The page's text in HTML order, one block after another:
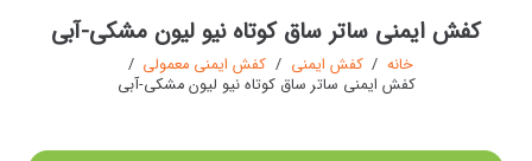
کفش ایمنی ساتر ساق کوتاه نیو لیون مشکی-آبی
خانه / کفش ایمنی / کفش ایمنی معمولی /
کفش ایمنی ساتر ساق کوتاه نیو لیون مشکی-آبی